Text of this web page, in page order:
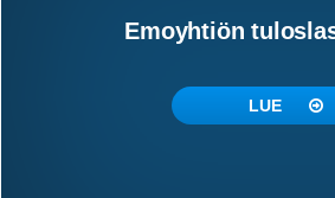
Emoyhtiön
LUE